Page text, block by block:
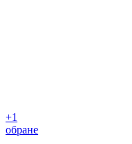
+1
обране